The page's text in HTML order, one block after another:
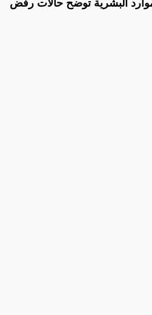
البشرية توضح حالات رفض